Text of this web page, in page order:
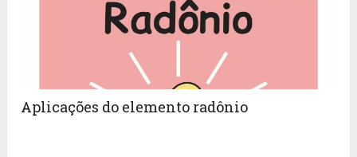
Aplicações do elemento radônio